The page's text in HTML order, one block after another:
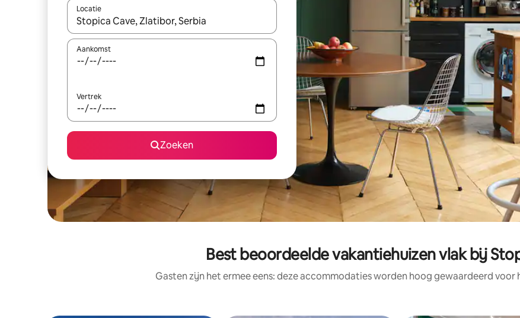
Locatie
Wanneer er suggesties beschikbaar zijn, maak je een keuze met je de pijltjestoetsen omhoog en omlaag, óf door te
Aankomst
Vertrek
Zoeken
Best beoordeelde vakantiehuizen vlak bij
Gasten zijn het ermee eens: deze accommodaties worden hoog gewaardeerd voor